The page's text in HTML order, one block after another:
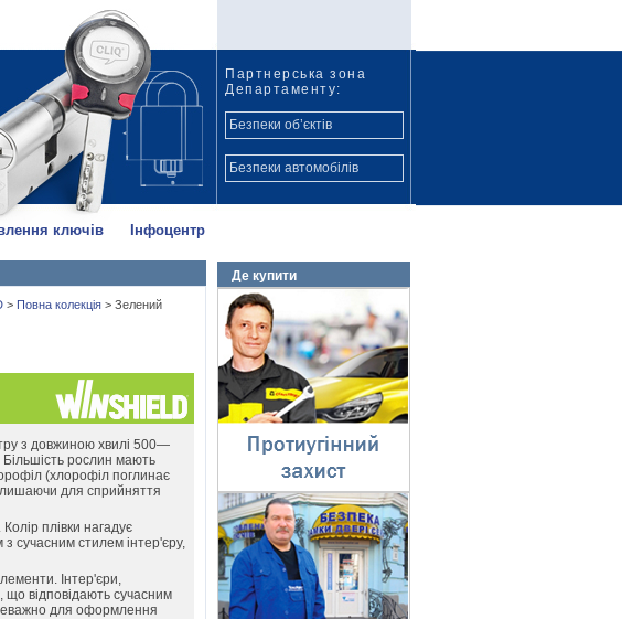
Партнерська зона
Департаменту:
Безпеки об’єктів
Безпеки автомобілів
ключів Інфоцентр
> Повна колекція > Зелений
з довжиною хвилі 500—
рослин мають
(хлорофіл поглинає
для сприйняття
плівки нагадує
сучасним стилем інтер'єру,
Інтер'єри,
що відповідають сучасним
для оформлення
Де купити
Протиугінний захист
⇓
Захист майна
⇓